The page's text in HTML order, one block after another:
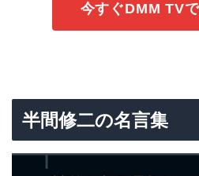
今すぐDMM TV
半間修二の名言集